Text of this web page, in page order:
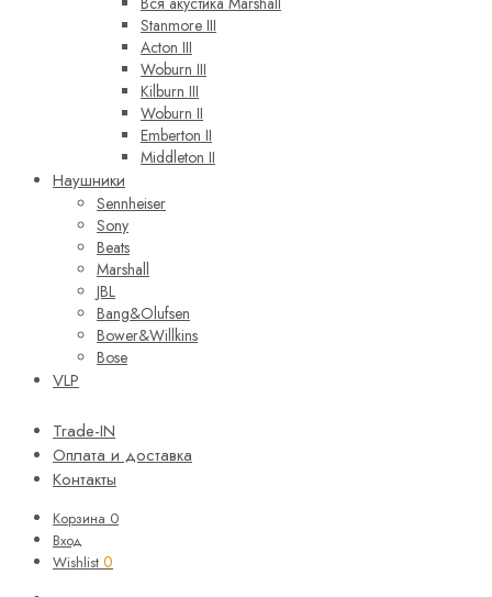
Stanmore III
Acton III
Woburn III
Kilburn III
Woburn II
Emberton II
Middleton II
Наушники
Sennheiser
Sony
Beats
Marshall
JBL
Bang&Olufsen
Bower&Willkins
Bose
VLP
Trade-IN
Оплата и доставка
Контакты
Корзина 0
Вход
Wishlist 0